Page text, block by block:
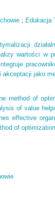
; Edukacja
wartości w
jako
of
of value
effective
of